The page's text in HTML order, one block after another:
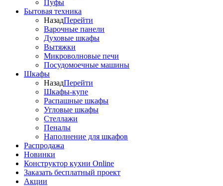
Пуфы
Бытовая техника
НазадПерейти
Варочные панели
Духовые шкафы
Вытяжки
Микроволновые печи
Посудомоечные машины
Шкафы
НазадПерейти
Шкафы-купе
Распашные шкафы
Угловые шкафы
Стеллажи
Пеналы
Наполнение для шкафов
Распродажа
Новинки
Конструктор кухни Online
Заказать бесплатный проект
Акции